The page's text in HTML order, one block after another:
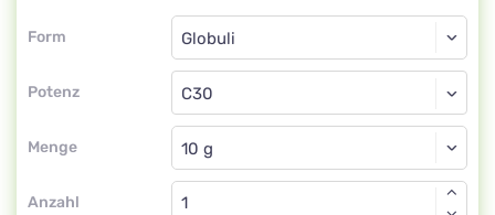
Form
Form
Potenz
Globuli
C30
Menge
Globuli
Anzahl